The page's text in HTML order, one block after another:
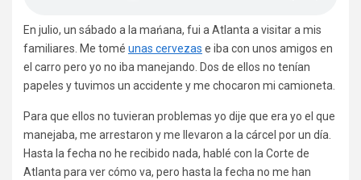
En julio, un sábado a la mańana, fui a Atlanta a visitar a mis
familiares. Me tomé unas cervezas e iba con unos amigos en
el carro pero yo no iba manejando. Dos de ellos no tenían
papeles y tuvimos un accidente y me chocaron mi camioneta.
Para que ellos no tuvieran problemas yo dije que era yo el que
manejaba, me arrestaron y me llevaron a la cárcel por un día.
Hasta la fecha no he recibido nada, hablé con la Corte de
Atlanta para ver cómo va, pero hasta la fecha no me han